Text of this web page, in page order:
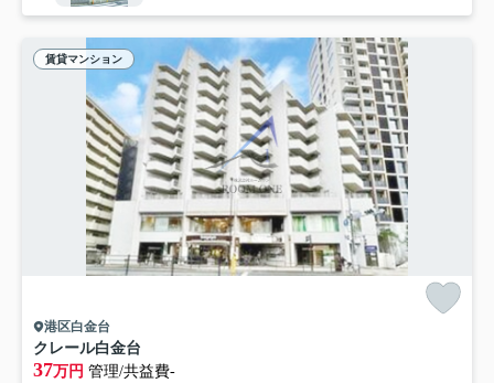
賃貸マンション
港区白金台
クレール白金台
37万円 管理/共益費-